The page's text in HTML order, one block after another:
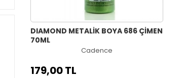
DIAMOND METALİK BOYA 686 ÇİMEN
70ML
Cadence
179,00 TL